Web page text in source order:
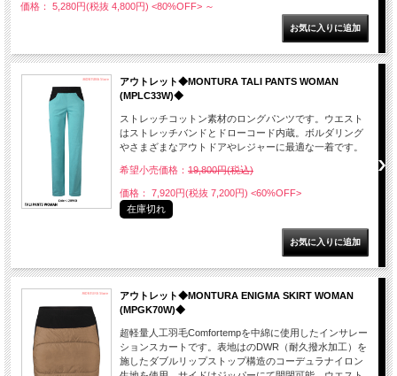
価格： 5,280円(税抜 4,800円) <80%OFF> ～
アウトレット◆MONTURA TALI PANTS WOMAN
(MPLC33W)◆
ストレッチコットン素材のロングパンツです。ウエスト
はストレッチバンドとドローコード内蔵。ボルダリング
やさまざまなアウトドアやレジャーに最適な一着です。
希望小売価格： 19,800円(税込)
価格： 7,920円(税抜 7,200円) <60%OFF>
在庫切れ
アウトレット◆MONTURA ENIGMA SKIRT WOMAN
(MPGK70W)◆
超軽量人工羽毛Comfortempを中綿に使用したインサレー
ションスカートです。表地はのDWR（耐久撥水加工）を
施したダブルリップストップ構造のコーデュラナイロン